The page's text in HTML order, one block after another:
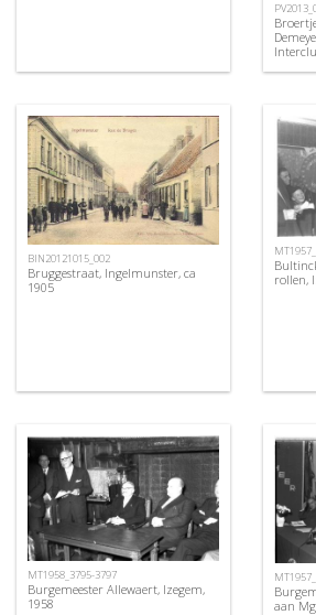
BIN20121015_002
Bruggestraat, Ingelmunster, ca
1905
rollen,
MT1958_3795-3797
Burgemeester Allewaert, Izegem,
1958
aan